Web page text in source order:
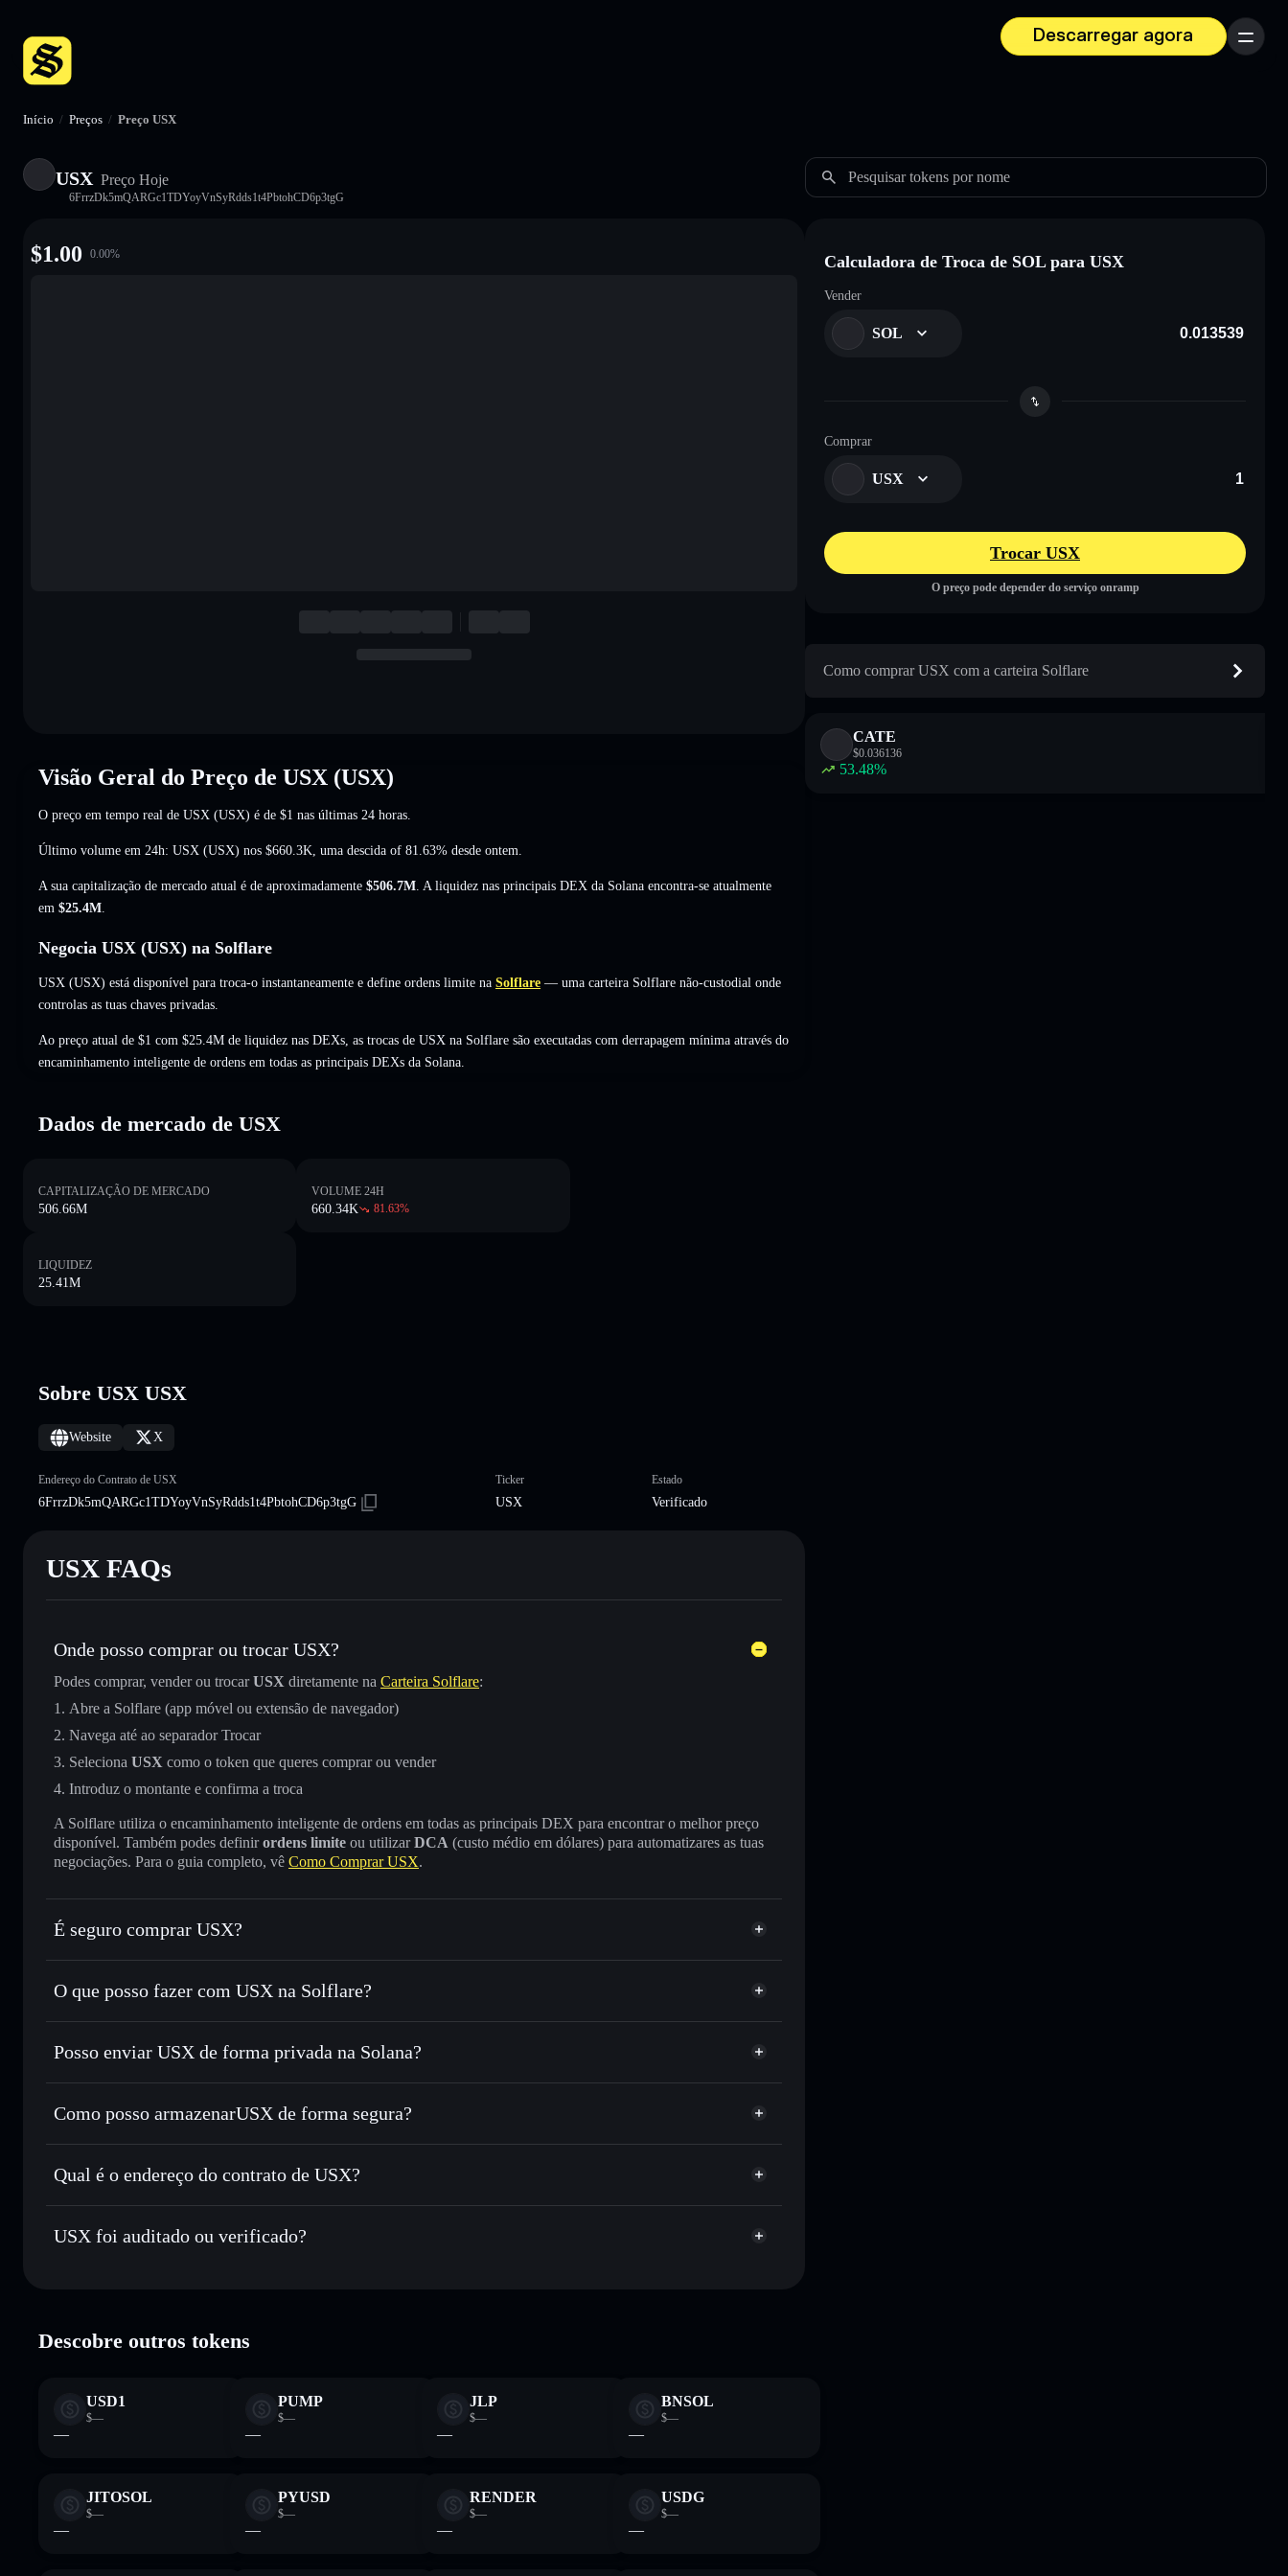
Descarregar agora
Menu
Início / Preços / Preço USX
USX Preço Hoje
6FrrzDk5mQARGc1TDYoyVnSyRdds1t4PbtohCD6p3tgG
Pesquisar tokens por nome
$1.00 0.00%
Visão Geral do Preço de USX (USX)
O preço em tempo real de USX (USX) é de $1 nas últimas 24 horas.
Último volume em 24h: USX (USX) nos $660.3K uma descida of 81.63% desde ontem.
A sua capitalização de mercado atual é de aproximadamente $506.7M . A liquidez nas principais DEX da Solana encontra-se atualmente
em $25.4M
Negocia USX (USX) na Solflare
USX (USX) está disponível para troca-o instantaneamente e define ordens limite na Solflare — uma carteira Solflare não-custodial onde
controlas as tuas chaves privadas.
Ao preço atual de $1 com $25.4M de liquidez nas DEXs, as trocas de USX na Solflare são executadas com derrapagem mínima através do
encaminhamento inteligente de ordens em todas as principais DEXs da Solana.
Dados de mercado de USX
CAPITALIZAÇÃO DE MERCADO
506.66M
VOLUME 24H
660.34K 81.63%
LIQUIDEZ
25.41M
Sobre USX USX
Website X
Endereço do Contrato de USX
6FrrzDk5mQARGc1TDYoyVnSyRdds1t4PbtohCD6p3tgG
Ticker
USX
Estado
Verificado
USX FAQs
Onde posso comprar ou trocar USX?
Podes comprar, vender ou trocarUSX diretamente na Carteira Solflare:
Abre a Solflare (app móvel ou extensão de navegador)
Navega até ao separador Trocar
Seleciona USX como o token que queres comprar ou vender
Introduz o montante e confirma a troca
A Solflare utiliza o encaminhamento inteligente de ordens em todas as principais DEX para encontrar o melhor preço
disponível. Também podes definirordens limite ou utilizarDCA (custo médio em dólares) para automatizares as tuas
negociações. Para o guia completo, vê Como Comprar USX.
É seguro comprar USX?
USX token verificado
O que posso fazer com USX na Solflare?
USX
Carteira Solflare
Trocar instantaneamente— trocar USX por SOL, USDC ou milhares de outros tokens Solana com
Utilizar DCA— investir de forma faseada ao longo do tempo em USX
Enviar de forma privada— transferir USX sem associar publicamente as carteiras usando o Agregador de
Privacidade integrado da Solflare
Posso enviar USX de forma privada na Solana?
Carteira Solflare Agregador de Privacidade USX
Como posso armazenarUSX de forma segura?
USX carteira não-custodial Solflare
Qual é o endereço do contrato de USX?
USX 6FrrzDk5mQARGc1TDYoyVnSyRdds1t4PbtohCD6p3tgG
USX
USX foi auditado ou verificado?
Descobre outros tokens
USD1
$—
—
PUMP
$—
—
JLP
$—
—
BNSOL
$—
—
JITOSOL
$—
—
PYUSD
$—
—
RENDER
$—
—
USDG
$—
—
Calculadora de Troca de SOL para USX
Vender
SOL
Comprar
USX
Trocar USX
O preço pode depender do serviço onramp
Como comprar USX com a carteira Solflare
CATE
$0.036136
53.48%